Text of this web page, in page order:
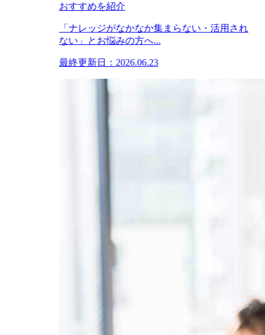
おすすめを紹介
「ナレッジがなかなか集まらない・活用され
ない」とお悩みの方へ...
最終更新日：2026.06.23